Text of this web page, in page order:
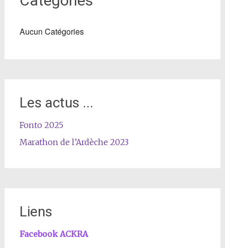
Aucun Catégories
Les actus ...
Fonto 2025
Marathon de l’Ardèche 2023
Liens
Facebook ACKRA